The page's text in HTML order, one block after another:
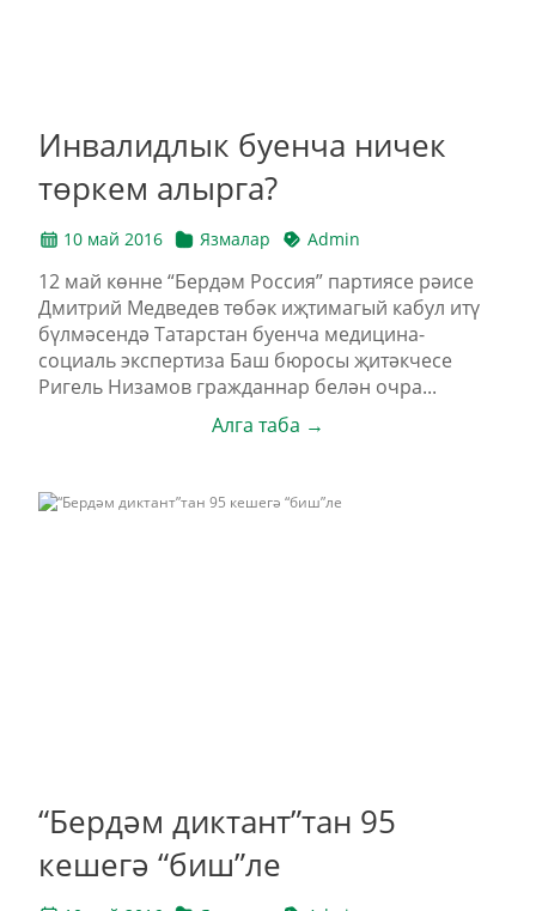
Инвалидлык буенча ничек
төркем алырга?
10 май 2016 Язмалар Admin
12 май көнне “Бердәм Россия” партиясе рәисе
Дмитрий Медведев төбәк иҗтимагый кабул итү
бүлмәсендә Татарстан буенча медицина-
социаль экспертиза Баш бюросы җитәкчесе
Ригель Низамов гражданнар белән очра...
Алга таба →
“Бердәм диктант”тан 95
кешегә “биш”ле